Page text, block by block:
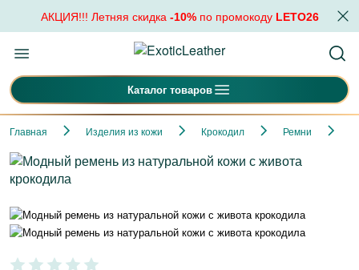
АКЦИЯ!!! Летняя скидка -10%по промокоду LETO26
Каталог товаров
Главная Изделия из кожи Крокодил Ремни